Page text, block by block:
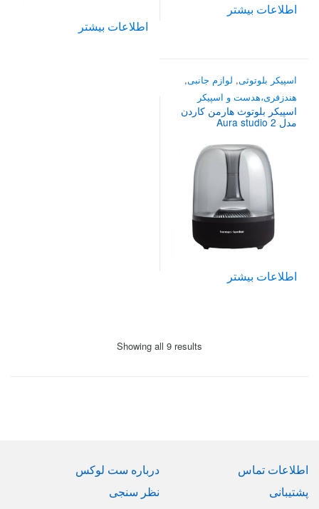
اطلاعات بیشتر
اطلاعات بیشتر
اسپیکر بلوتوثی, لوازم جانبی,
هندزفری،هدست و اسپیکر
اسپیکر بلوتوث هارمن کاردن
مدل Aura studio 2
اطلاعات بیشتر
Showing all 9 results
Sorted
اطلاعات تماس
پشتیبانی
درباره ست لوکس
نظر سنجی